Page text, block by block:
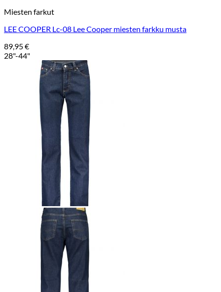
Miesten farkut
LEE COOPER Lc-08 Lee Cooper miesten farkku musta
89,95€
28"-44"